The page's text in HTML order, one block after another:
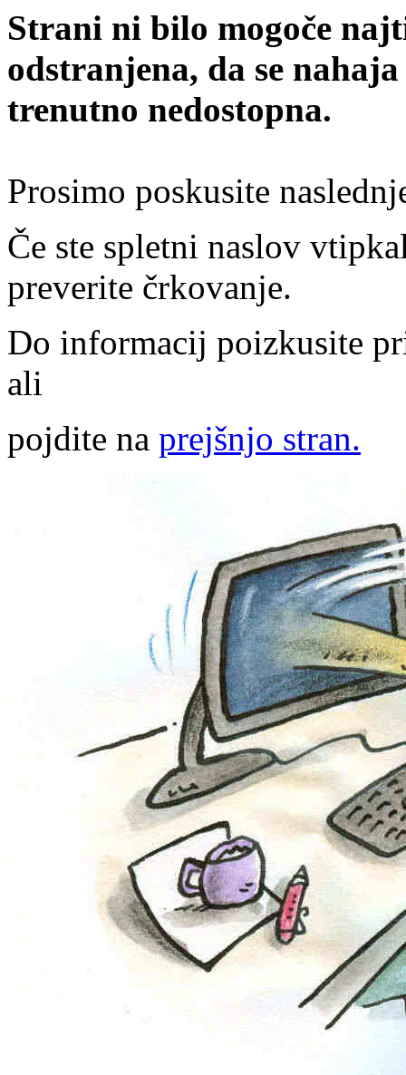
Strani ni bilo mogoče
odstranjena, da se
trenutno nedostopna.
Prosimo poskusite
Če ste spletni naslov
preverite črkovanje.
Do informacij poizkusite
ali
pojdite na prejšnjo stran.